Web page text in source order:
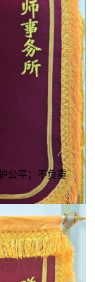
公平；不负重